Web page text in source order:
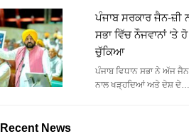
ਪੰਜਾਬ ਸਰਕਾਰ ਜੈਨ-ਜ਼ੀ
ਸਭਾ ਵਿੱਚ ਨੌਜਵਾਨਾਂ ‘ਤੇ
ਚੁੱਕਿਆ
ਪੰਜਾਬ ਵਿਧਾਨ ਸਭਾ ਨੇ ਅੱਜ
ਨਾਲ ਖੜ੍ਹਦਿਆਂ ਅਤੇ ਦੇਸ਼ ਦੇ…
Recent News